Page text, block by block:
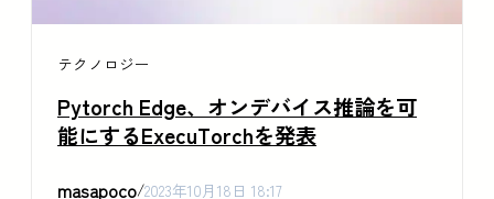
テクノロジー
Pytorch Edge、オンデバイス推論を可
能にするExecuTorchを発表
masapoco/2023年10月18日 18:17